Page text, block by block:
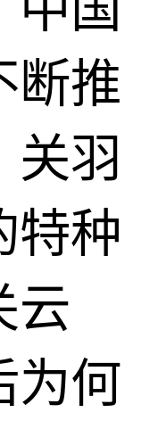
断推
关羽
特种
云
为何